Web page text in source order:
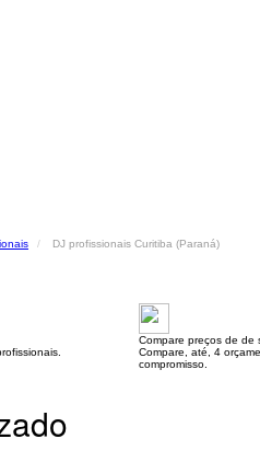
DJ profissionais Curitiba (Paraná)
Compare preços de de
Compare, até, 4
compromisso.